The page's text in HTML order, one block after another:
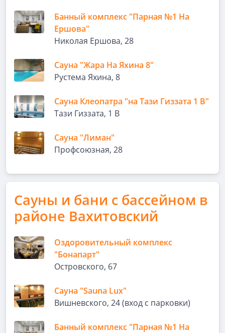
Банный комплекс "Парная №1 На
Ершова"
Николая Ершова, 28
Сауна "Жара На Яхина 8"
​Рустема Яхина, 8
Сауна Клеопатра "на Тази Гиззата 1 В"
Тази Гиззата, 1 В
Сауна "Лиман"
Профсоюзная, 28
Сауны и бани с бассейном в
районе Вахитовский
Оздоровительный комплекс
"Бонапарт"
Островского, 67
Сауна "Sauna Lux"
Вишневского, 24 (вход с парковки)
Банный комплекс "Парная №1 На